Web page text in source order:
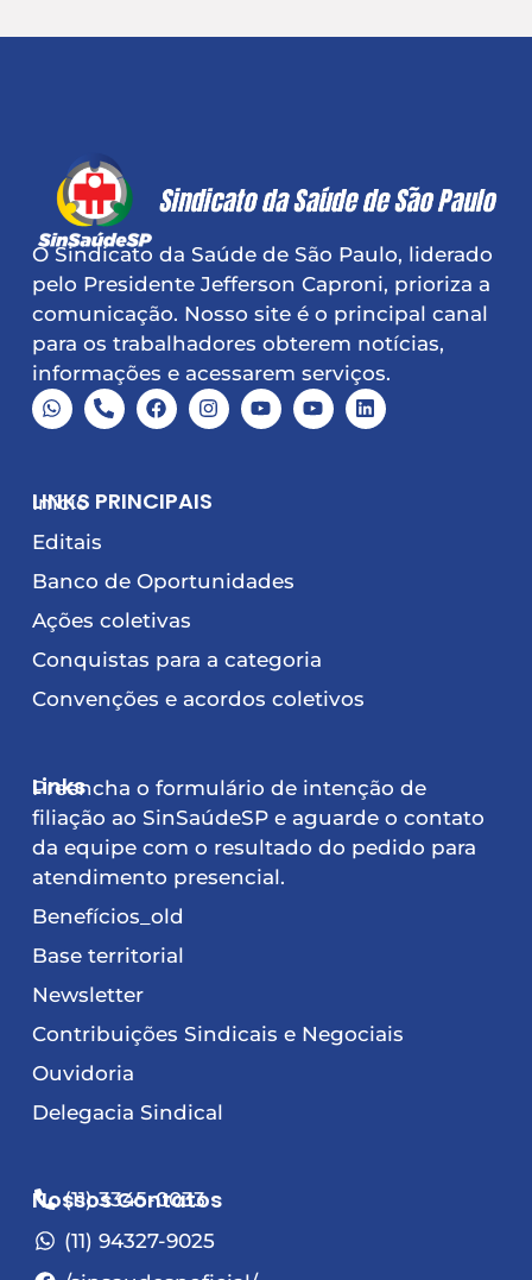
O Sindicato da Saúde de São Paulo, liderado
pelo Presidente Jefferson Caproni, prioriza a
comunicação. Nosso site é o principal canal
para os trabalhadores obterem notícias,
informações e acessarem serviços.
LINKS PRINCIPAIS
Início
Editais
Banco de Oportunidades
Ações coletivas
Conquistas para a categoria
Convenções e acordos coletivos
Links
Preencha o formulário de intenção de
filiação ao SinSaúdeSP e aguarde o contato
da equipe com o resultado do pedido para
atendimento presencial.
Benefícios_old
Base territorial
Newsletter
Contribuições Sindicais e Negociais
Ouvidoria
Delegacia Sindical
Nossos Contatos
(11) 3345-0033
(11) 94327-9025